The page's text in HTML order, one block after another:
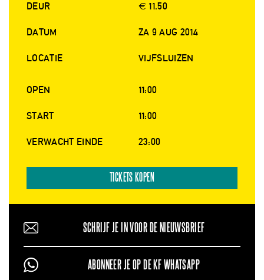
DEUR € 11.50
DATUM ZA 9 AUG 2014
LOCATIE VIJFSLUIZEN
OPEN 11:00
START 11:00
VERWACHT EINDE 23:00
TICKETS KOPEN
SCHRIJF JE IN VOOR DE NIEUWSBRIEF
ABONNEER JE OP DE KF WHATSAPP